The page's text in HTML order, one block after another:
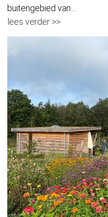
buitengebied van…
lees verder >>